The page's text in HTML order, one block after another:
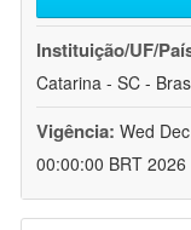
Instituição/UF/
Catarina - SC -
Vigência: Wed
00:00:00 BRT 2026